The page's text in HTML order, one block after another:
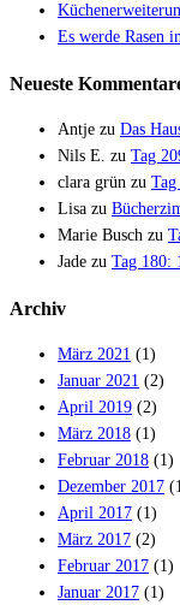
Es werde Rasen
Neueste
Antje zu Das
Nils E. zu Tag
clara grün zu
Lisa zu
Marie Busch zu
Jade zu Tag 180:
Archiv
März 2021 (1)
Januar 2021 (2)
April 2019 (2)
März 2018 (1)
Februar 2018 (1)
Dezember 2017
April 2017 (1)
März 2017 (2)
Februar 2017 (1)
Januar 2017 (1)